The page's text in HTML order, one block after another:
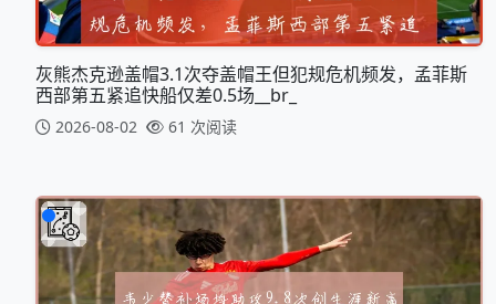
灰熊杰克逊盖帽3.1次夺盖帽王但犯规危机频发，孟菲斯
西部第五紧追快船仅差0.5场__br_
2026-08-02 61 次阅读